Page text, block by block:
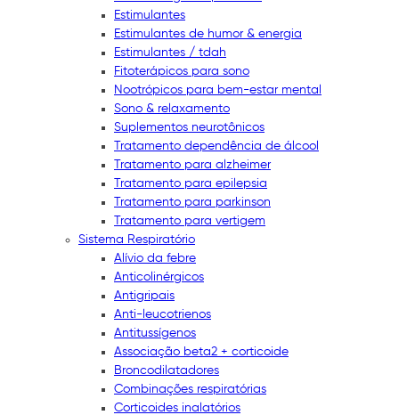
Estimulantes
Estimulantes de humor & energia
Estimulantes / tdah
Fitoterápicos para sono
Nootrópicos para bem-estar mental
Sono & relaxamento
Suplementos neurotônicos
Tratamento dependência de álcool
Tratamento para alzheimer
Tratamento para epilepsia
Tratamento para parkinson
Tratamento para vertigem
Sistema Respiratório
Alívio da febre
Anticolinérgicos
Antigripais
Anti-leucotrienos
Antitussígenos
Associação beta2 + corticoide
Broncodilatadores
Combinações respiratórias
Corticoides inalatórios